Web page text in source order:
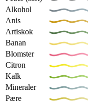
Alkohol
Anis
Artiskok
Banan
Blomster
Citron
Kalk
Mineraler
Pære